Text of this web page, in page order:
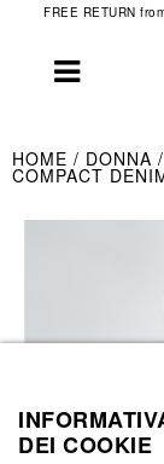
FREE RETURN
HOME DONNA
COMPACT
DEI COOKIE